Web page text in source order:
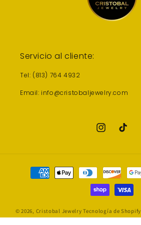
Servicio al cliente:
Tel: (813) 764 4932
Email: info@cristobaljewelry.com
InstagramTikTok
Formas
© 2026, Cristobal Jewelry Tecnología de Shopify